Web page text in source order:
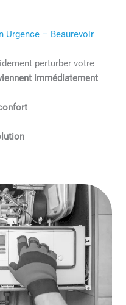
Urgence – Beaurevoir
perturber votre
immédiatement